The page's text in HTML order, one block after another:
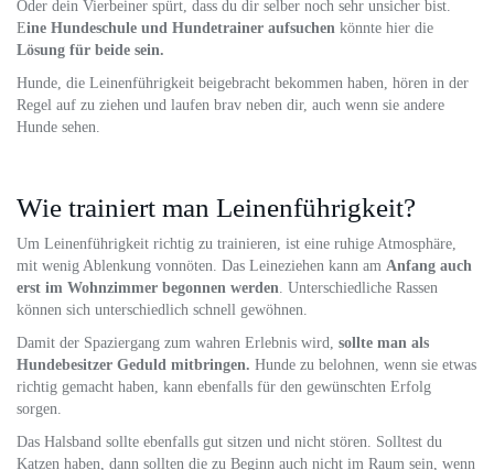
Oder dein Vierbeiner spürt, dass du dir selber noch sehr unsicher bist.
Eine Hundeschule und Hundetrainer aufsuchen könnte hier die
Lösung für beide sein.
Hunde, die Leinenführigkeit beigebracht bekommen haben, hören in der
Regel auf zu ziehen und laufen brav neben dir, auch wenn sie andere
Hunde sehen.
Wie trainiert man Leinenführigkeit?
Um Leinenführigkeit richtig zu trainieren, ist eine ruhige Atmosphäre,
mit wenig Ablenkung vonnöten. Das Leineziehen kann am Anfang auch
erst im Wohnzimmer begonnen werden. Unterschiedliche Rassen
können sich unterschiedlich schnell gewöhnen.
Damit der Spaziergang zum wahren Erlebnis wird, sollte man als
Hundebesitzer Geduld mitbringen. Hunde zu belohnen, wenn sie etwas
richtig gemacht haben, kann ebenfalls für den gewünschten Erfolg
sorgen.
Das Halsband sollte ebenfalls gut sitzen und nicht stören. Solltest du
Katzen haben, dann sollten die zu Beginn auch nicht im Raum sein, wenn